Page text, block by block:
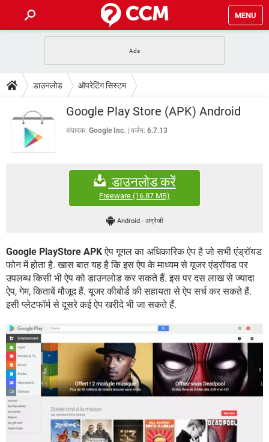
MENU
फोन पर अकाउंट बैलेंस चेक
WhatsApp Hack हो गया? Lucky Patcher यूज करें
टेक-स्पेशल
2020 के फ्री एंटीवायरस
बेस्ट फ्री ऑनलाइन गेम्स
Vidmate PUBG Mobile
WhatsRemoved+
FORUM
कंप्यूटर बस
डाउनलोड ऑपरेटिंग सिस्टम
Google Play Store (APK) Android
संपादक: Google Inc. वर्जन: 6.7.13
डाउनलोड करें
Freeware (16.87 MB)
Android - अंग्रेजी
Google PlayStore APKऐप गूगल का अधिकारिक ऐप है जो सभी एंड्रॉयड
फोन में होता है. खास बात यह है कि इस ऐप के माध्यम से यूजर एंड्रॉयड पर
उपलब्ध किसी भी ऐप को डाउनलोड कर सकते हैं. इस पर दस लाख से ज्यादा
ऐप, गेम, किताबें मौजूद हैं. यूजर कीबोर्ड की सहायता से ऐप सर्च कर सकते हैं.
इसी प्लेटफॉर्म से दूसरे कई ऐप खरीदे भी जा सकते हैं.